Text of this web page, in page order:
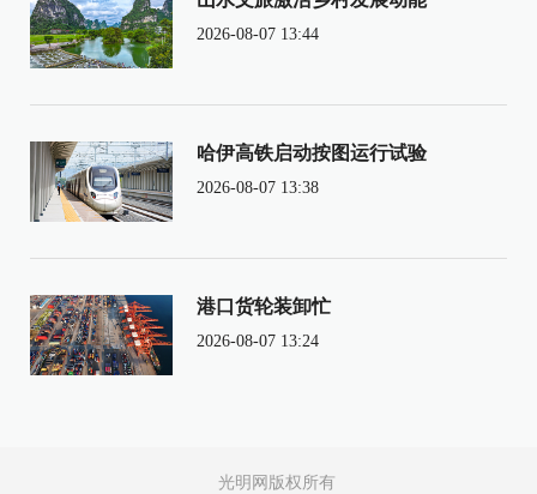
2026-08-07 13:44
哈伊高铁启动按图运行试验
2026-08-07 13:38
港口货轮装卸忙
2026-08-07 13:24
光明网版权所有